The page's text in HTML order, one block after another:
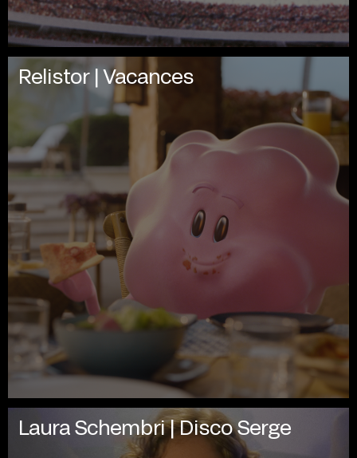
Relistor | Vacances
Laura Schembri | Disco Serge